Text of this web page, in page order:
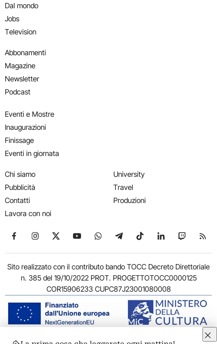
Dal mondo
Jobs
Television
Abbonamenti
Magazine
Newsletter
Podcast
Eventi e Mostre
Inaugurazioni
Finissage
Eventi in giornata
Chi siamo
Pubblicità
Contatti
Lavora con noi
University
Travel
Produzioni
Seguici su Facebook
Seguici su Instagram
Seguici su X
Seguici su YouTube
Seguici su WhatsApp
Seguici su Telegram
Seguici su TikTok
Seguici su
Seguici
Sito realizzato con il contributo bando TOCC Decreto Direttoriale
n. 385 del 19/10/2022 PROT. PROGETTOTOCC0000125
COR15906233 CUPC87J23001080008